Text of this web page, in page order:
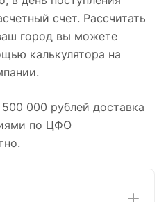
счет. Рассчитать
город вы можете
калькулятора на
000 рублей доставка
по ЦФО